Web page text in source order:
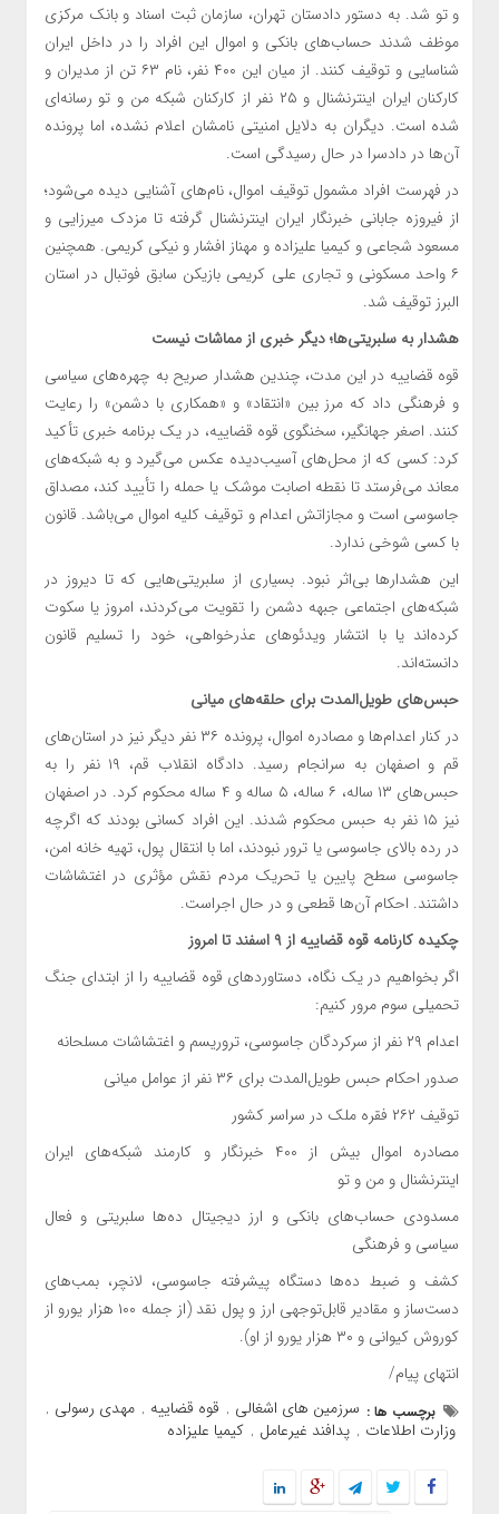
و تو شد. به دستور دادستان تهران، سازمان ثبت اسناد و بانک مرکزی
موظف شدند حساب‌های بانکی و اموال این افراد را در داخل ایران
شناسایی و توقیف کنند. از میان این ۴۰۰ نفر، نام ۶۳ تن از مدیران و
کارکنان ایران اینترنشنال و ۲۵ نفر از کارکنان شبکه من و تو رسانه‌ای
شده است. دیگران به دلایل امنیتی نامشان اعلام نشده، اما پرونده
آن‌ها در دادسرا در حال رسیدگی است.
در فهرست افراد مشمول توقیف اموال، نام‌های آشنایی دیده می‌شود؛
از فیروزه جابانی خبرنگار ایران اینترنشنال گرفته تا مزدک میرزایی و
مسعود شجاعی و کیمیا علیزاده و مهناز افشار و نیکی کریمی. همچنین
۶ واحد مسکونی و تجاری علی کریمی بازیکن سابق فوتبال در استان
البرز توقیف شد.
هشدار به سلبریتی‌ها؛ دیگر خبری از مماشات نیست
قوه قضاییه در این مدت، چندین هشدار صریح به چهره‌های سیاسی
و فرهنگی داد که مرز بین «انتقاد» و «همکاری با دشمن» را رعایت
کنند. اصغر جهانگیر، سخنگوی قوه قضاییه، در یک برنامه خبری تأکید
کرد: کسی که از محل‌های آسیب‌دیده عکس می‌گیرد و به شبکه‌های
معاند می‌فرستد تا نقطه اصابت موشک یا حمله را تأیید کند، مصداق
جاسوسی است و مجازاتش اعدام و توقیف کلیه اموال می‌باشد. قانون
با کسی شوخی ندارد.
این هشدارها بی‌اثر نبود. بسیاری از سلبریتی‌هایی که تا دیروز در
شبکه‌های اجتماعی جبهه دشمن را تقویت می‌کردند، امروز یا سکوت
کرده‌اند یا با انتشار ویدئوهای عذرخواهی، خود را تسلیم قانون
دانسته‌اند.
حبس‌های طویل‌المدت برای حلقه‌های میانی
در کنار اعدام‌ها و مصادره اموال، پرونده ۳۶ نفر دیگر نیز در استان‌های
قم و اصفهان به سرانجام رسید. دادگاه انقلاب قم، ۱۹ نفر را به
حبس‌های ۱۳ ساله، ۶ ساله، ۵ ساله و ۴ ساله محکوم کرد. در اصفهان
نیز ۱۵ نفر به حبس محکوم شدند. این افراد کسانی بودند که اگرچه
در رده بالای جاسوسی یا ترور نبودند، اما با انتقال پول، تهیه خانه امن،
جاسوسی سطح پایین یا تحریک مردم نقش مؤثری در اغتشاشات
داشتند. احکام آن‌ها قطعی و در حال اجراست.
چکیده کارنامه قوه قضاییه از ۹ اسفند تا امروز
اگر بخواهیم در یک نگاه، دستاوردهای قوه قضاییه را از ابتدای جنگ
تحمیلی سوم مرور کنیم:
اعدام ۲۹ نفر از سرکردگان جاسوسی، تروریسم و اغتشاشات مسلحانه
صدور احکام حبس طویل‌المدت برای ۳۶ نفر از عوامل میانی
توقیف ۲۶۲ فقره ملک در سراسر کشور
مصادره اموال بیش از ۴۰۰ خبرنگار و کارمند شبکه‌های ایران
اینترنشنال و من و تو
مسدودی حساب‌های بانکی و ارز دیجیتال ده‌ها سلبریتی و فعال
سیاسی و فرهنگی
کشف و ضبط ده‌ها دستگاه پیشرفته جاسوسی، لانچر، بمب‌های
دست‌ساز و مقادیر قابل‌توجهی ارز و پول نقد (از جمله ۱۰۰ هزار یورو از
کوروش کیوانی و ۳۰ هزار یورو از او).
انتهای پیام/
برچسب ها : سرزمین های اشغالی , قوه قضاییه , مهدی رسولی ,
وزارت اطلاعات , پدافند غیرعامل , کیمیا علیزاده